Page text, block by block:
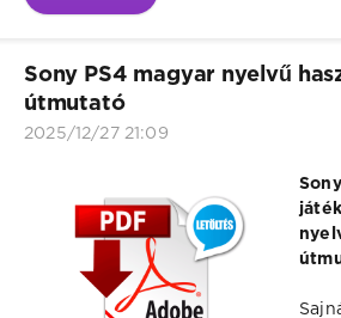
Sony PS4 magyar nyelvű
útmutató
2025/12/27 21:09